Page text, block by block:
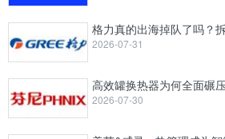
格力真的出海掉队了吗？
2026-07-31
高效罐换热器为何全面碾
2026-07-30